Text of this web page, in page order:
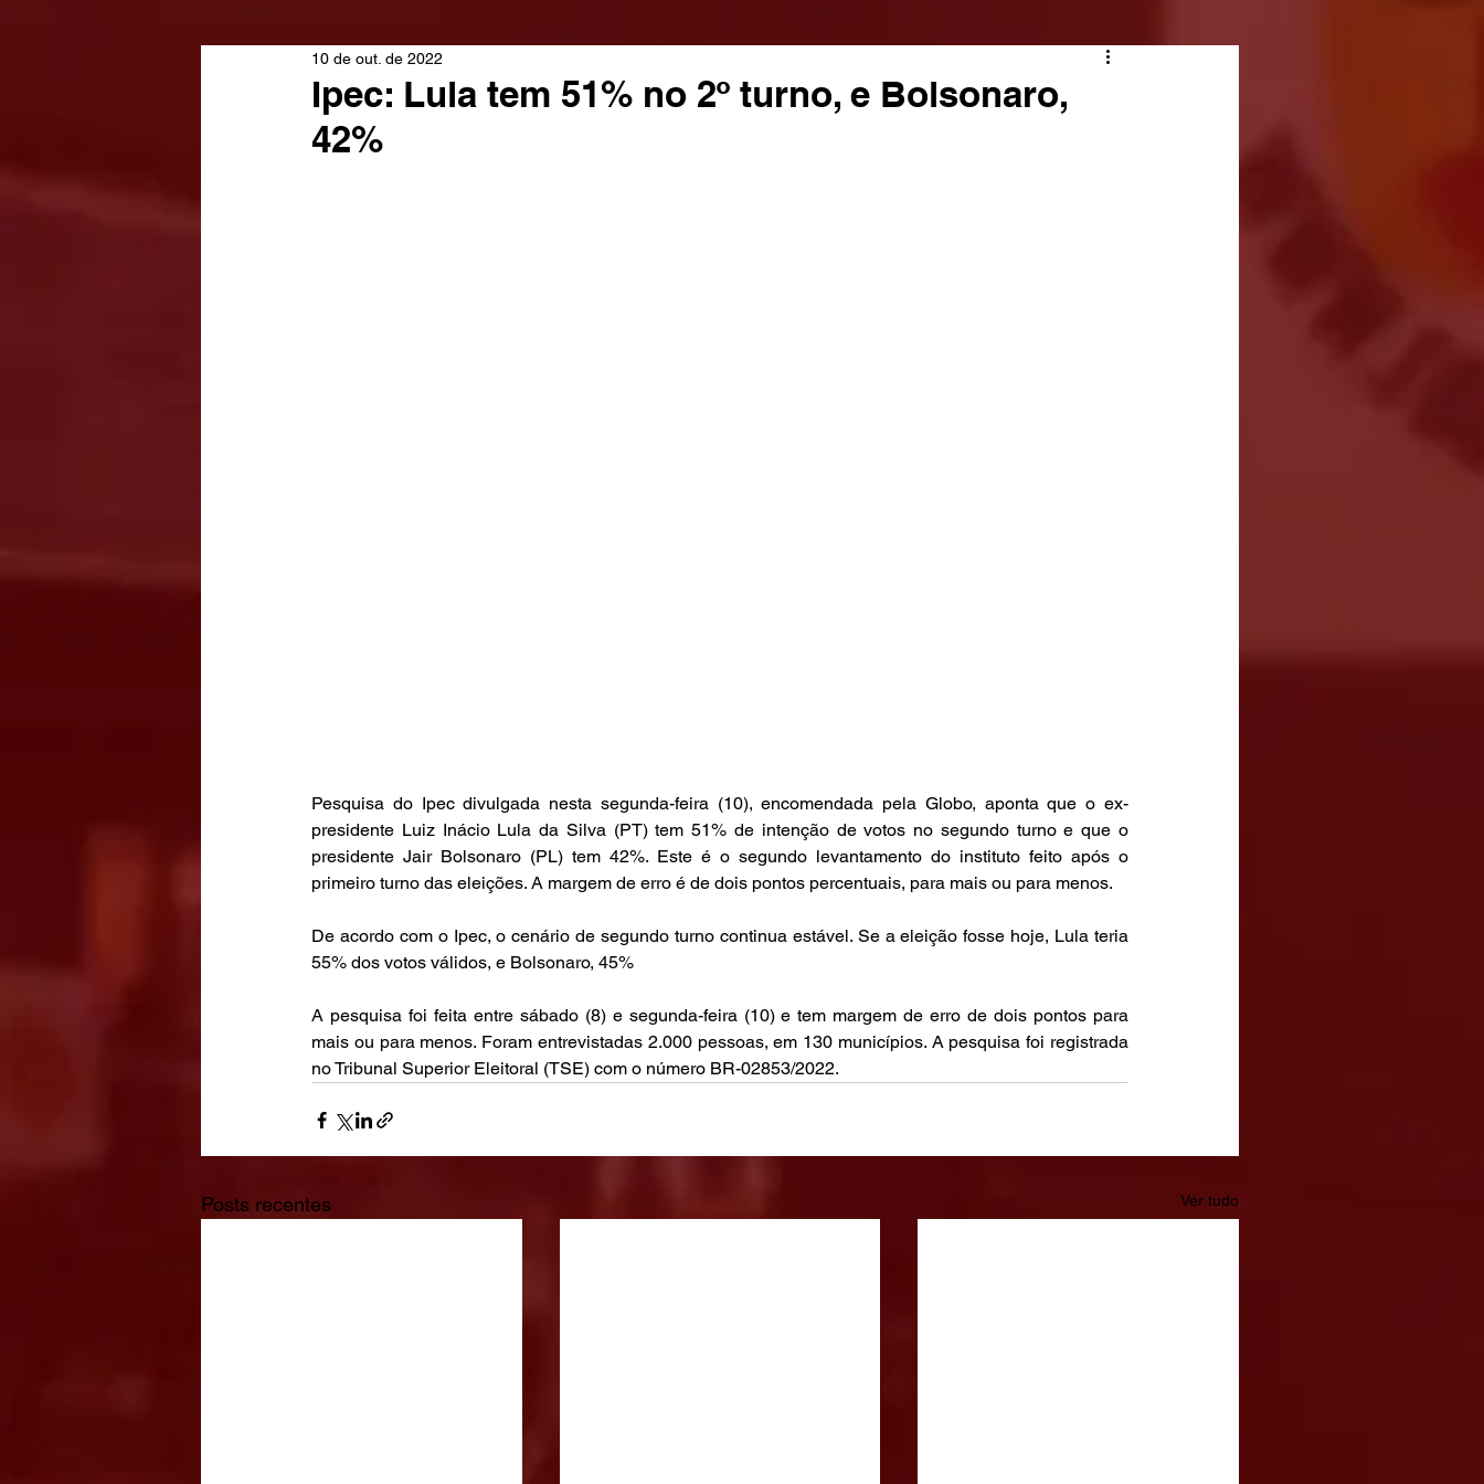
Ipec: Lula tem 51% no 2º turno, e Bolsonaro,
42%
10 de out. de 2022
Pesquisa do Ipec divulgada nesta segunda-feira (10), encomendada pela Globo, aponta que o ex-
presidente Luiz Inácio Lula da Silva (PT) tem 51% de intenção de votos no segundo turno e que o
presidente Jair Bolsonaro (PL) tem 42%. Este é o segundo levantamento do instituto feito após o
primeiro turno das eleições. A margem de erro é de dois pontos percentuais, para mais ou para menos.
De acordo com o Ipec, o cenário de segundo turno continua estável. Se a eleição fosse hoje, Lula teria
55% dos votos válidos, e Bolsonaro, 45%
A pesquisa foi feita entre sábado (8) e segunda-feira (10) e tem margem de erro de dois pontos para
mais ou para menos. Foram entrevistadas 2.000 pessoas, em 130 municípios. A pesquisa foi registrada
no Tribunal Superior Eleitoral (TSE) com o número BR-02853/2022.
Posts recentes Ver tudo